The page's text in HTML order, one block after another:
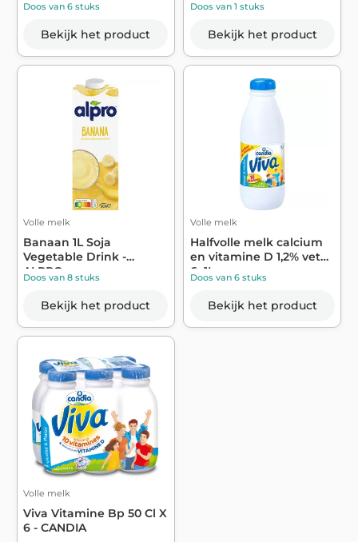
Doos van 6 stuks
Bekijk het product
Doos van 1 stuks
Bekijk het product
Volle melk
Banaan 1L Soja
Vegetable Drink -
ALPRO
Doos van 8 stuks
Bekijk het product
Volle melk
Halfvolle melk calcium
en vitamine D 1,2% vet
6x1L - ...
Doos van 6 stuks
Bekijk het product
Volle melk
Viva Vitamine Bp 50 Cl X
6 - CANDIA